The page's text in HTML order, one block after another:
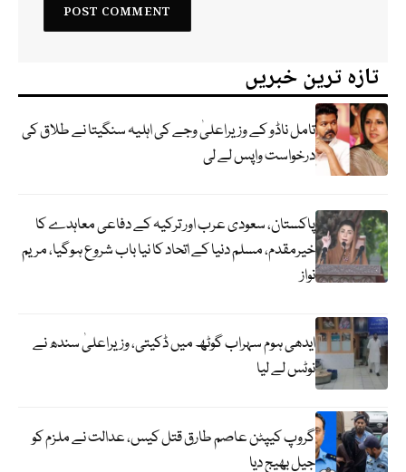
تازہ ترین خبریں
تامل ناڈو کے وزیراعلیٰ وجے کی اہلیہ سنگیتا نے طلاق کی
درخواست واپس لے لی
پاکستان، سعودی عرب اور ترکیہ کے دفاعی معاہدے کا
خیرمقدم، مسلم دنیا کے اتحاد کا نیا باب شروع ہوگیا، مریم
نواز
ایدھی ہوم سہراب گوٹھ میں ڈکیتی، وزیراعلیٰ سندھ نے
نوٹس لے لیا
گروپ کیپٹن عاصم طارق قتل کیس، عدالت نے ملزم کو
جیل بھیج دیا